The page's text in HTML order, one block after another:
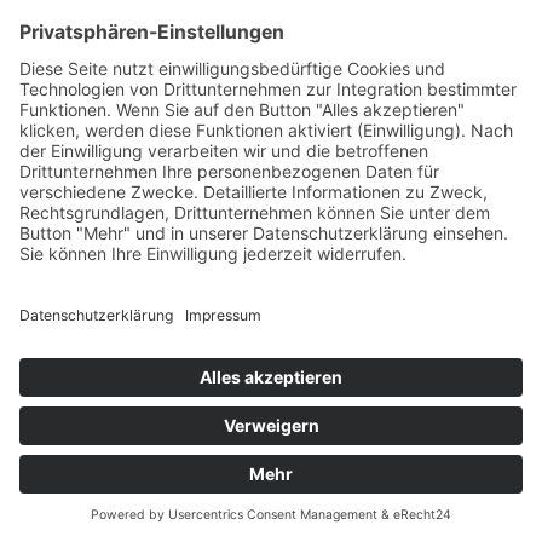
Entschuldige, da ist wohl eine
Seite abhandengekommen!
Zurück zur Startseite!